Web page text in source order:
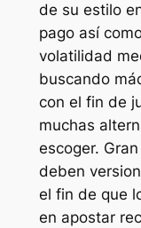
de su estilo
pago así­
volatilidad
buscando
con el fin de
muchas
escoger.
deben
el fin de que
en apostar